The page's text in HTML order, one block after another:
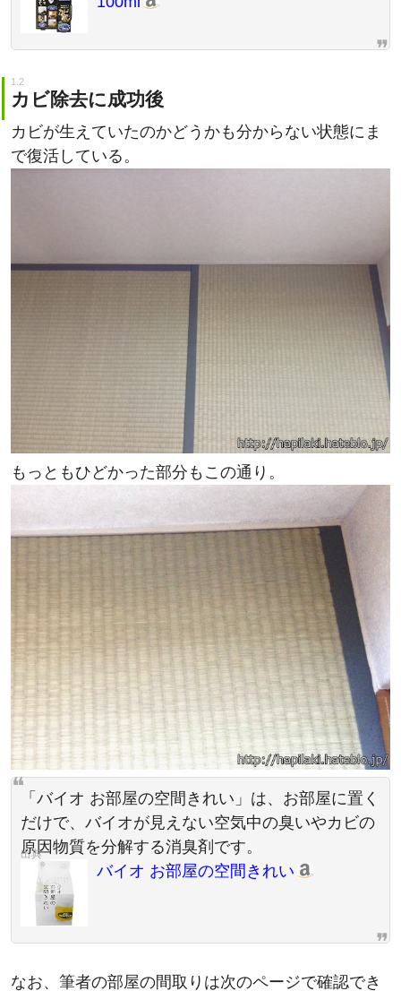
カビ除去に成功後
カビが生えていたのかどうかも分からない状態にま
で復活している。
もっともひどかった部分もこの通り。
「バイオ お部屋の空間きれい」は、お部屋に置く
だけで、バイオが見えない空気中の臭いやカビの
原因物質を分解する消臭剤です。
バイオ お部屋の空間きれい
る。